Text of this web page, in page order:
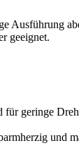
Ausführung
geeignet.
geringe
und